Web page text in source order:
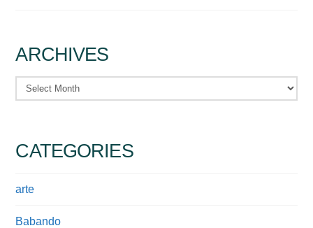
ARCHIVES
Archives
CATEGORIES
arte
Babando